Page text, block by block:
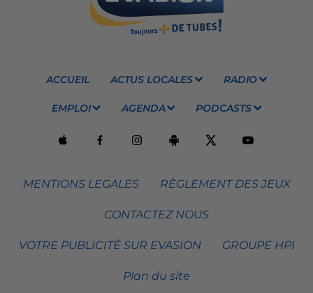
ACCUEIL ACTUS LOCALES RADIO
EMPLOI AGENDA PODCASTS
MENTIONS LEGALES RÈGLEMENT DES JEUX
CONTACTEZ NOUS
VOTRE PUBLICITÉ SUR EVASION GROUPE HPI
Plan du site